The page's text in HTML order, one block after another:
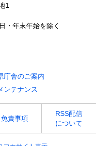
1
・年末年始を除く
庁舎のご案内
ンテナンス
免責事項
RSS配信
について